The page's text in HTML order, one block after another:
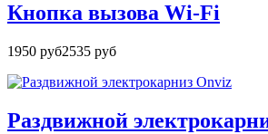
Кнопка вызова Wi-Fi
1950 руб2535 руб
Раздвижной